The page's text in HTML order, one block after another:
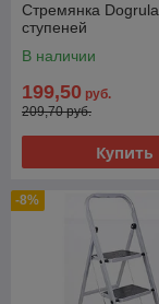
Стремянка
ступеней
В наличии
199,50 руб.
209,70 руб.
Купить
-8%